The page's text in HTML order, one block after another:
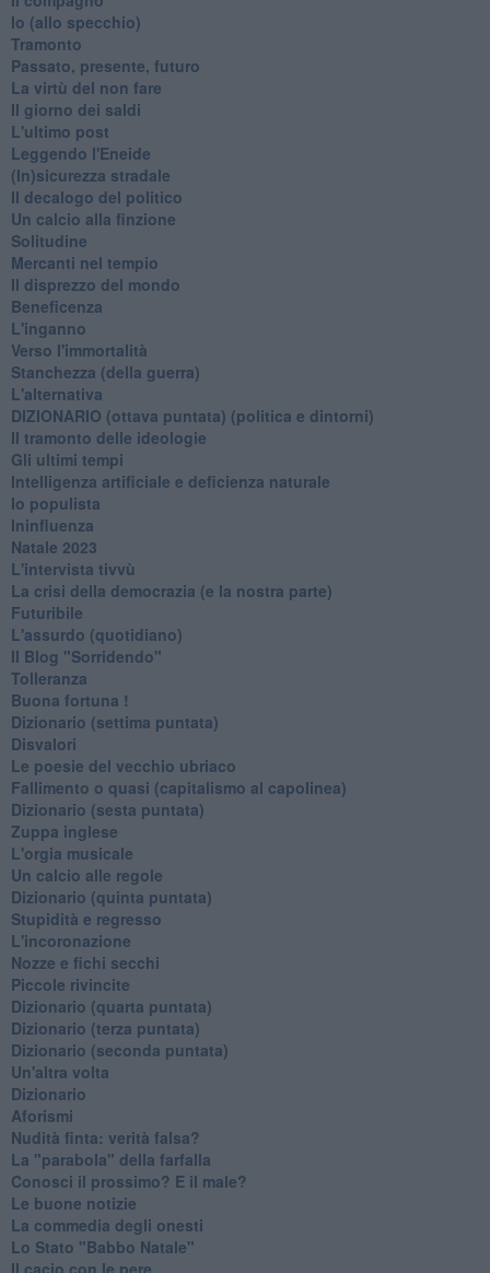
​Io (allo specchio)
Tramonto
Passato, presente, futuro
La virtù del non fare
Il giorno dei saldi
L'ultimo post
Leggendo l'Eneide
​(In)sicurezza stradale
Il decalogo del politico
Un calcio alla finzione
Solitudine
Mercanti nel tempio
Il disprezzo del mondo
Beneficenza
L'inganno
Verso l'immortalità
Stanchezza (della guerra)
L'alternativa
​DIZIONARIO (ottava puntata) (politica e dintorni)
Il tramonto delle ideologie
Gli ultimi tempi
Intelligenza artificiale e deficienza naturale
Io populista
Ininfluenza
Natale 2023
L'intervista tivvù
La crisi della democrazia (e la nostra parte)
Futuribile
L'assurdo (quotidiano)
Il Blog "Sorridendo"
Tolleranza
Buona fortuna !
​Dizionario (settima puntata)
Disvalori
Le poesie del vecchio ubriaco
Fallimento o quasi (capitalismo al capolinea)
Dizionario (sesta puntata)
Zuppa inglese
L'orgia musicale
Un calcio alle regole
Dizionario (quinta puntata)
Stupidità e regresso
L'incoronazione
Nozze e fichi secchi
Piccole rivincite
​Dizionario (quarta puntata)
​Dizionario (terza puntata)
​Dizionario (seconda puntata)
Un'altra volta
Dizionario
Aforismi
Nudità finta: verità falsa?
La "parabola" della farfalla
Conosci il prossimo? E il male?
Le buone notizie
La commedia degli onesti
Lo Stato "Babbo Natale"
Il cacio con le pere